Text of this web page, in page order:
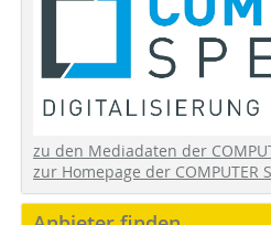
zu den Mediadaten der
zur Homepage der COMPUTER